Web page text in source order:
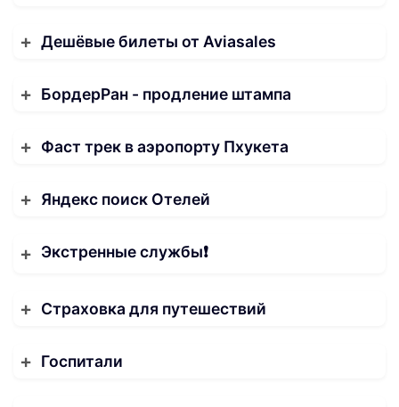
Дешёвые билеты от Aviasales
БордерРан - продление штампа
Фаст трек в аэропорту Пхукета
Яндекс поиск Отелей
Экстренные службы❗️
Страховка для путешествий
Госпитали